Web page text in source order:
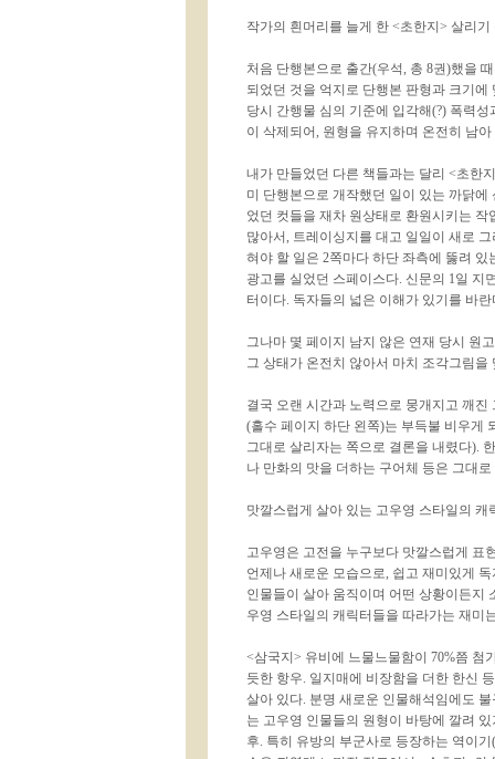
작가의 흰머리를 늘게 한 <초한지> 살리기
처음 단행본으로 출간(우석, 총 8권)했을
되었던 것을 억지로 단행본 판형과 크기
당시 간행물 심의 기준에 입각해(?) 폭력
이 삭제되어, 원형을 유지하며 온전히 남
내가 만들었던 다른 책들과는 달리 <초한
미 단행본으로 개작했던 일이 있는 까닭
었던 컷들을 재차 원상태로 환원시키는
많아서, 트레이싱지를 대고 일일이 새로
혀야 할 일은 2쪽마다 하단 좌측에 뚫려
광고를 실었던 스페이스다. 신문의 1일 지
터이다. 독자들의 넓은 이해가 있기를 바
그나마 몇 페이지 남지 않은 연재 당시 원
그 상태가 온전치 않아서 마치 조각그림
결국 오랜 시간과 노력으로 뭉개지고 깨
(홀수 페이지 하단 왼쪽)는 부득불 비우게
그대로 살리자는 쪽으로 결론을 내렸다).
나 만화의 맛을 더하는 구어체 등은 그대로
맛깔스럽게 살아 있는 고우영 스타일의 캐
고우영은 고전을 누구보다 맛깔스럽게 표
언제나 새로운 모습으로, 쉽고 재미있게
인물들이 살아 움직이며 어떤 상황이든지
우영 스타일의 캐릭터들을 따라가는 재미
<삼국지> 유비에 느물느물함이 70%쯤 첨
듯한 항우. 일지매에 비장함을 더한 한신
살아 있다. 분명 새로운 인물해석임에도
는 고우영 인물들의 원형이 바탕에 깔려
후. 특히 유방의 부군사로 등장하는 역이